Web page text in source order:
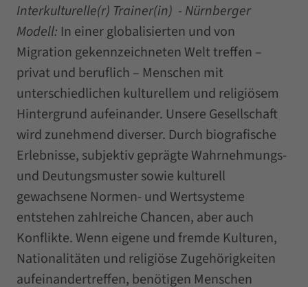
Interkulturelle(r) Trainer(in) - Nürnberger
Modell: In einer globalisierten und von
Migration gekennzeichneten Welt treffen –
privat und beruflich – Menschen mit
unterschiedlichen kulturellem und religiösem
Hintergrund aufeinander. Unsere Gesellschaft
wird zunehmend diverser. Durch biografische
Erlebnisse, subjektiv geprägte Wahrnehmungs-
und Deutungsmuster sowie kulturell
gewachsene Normen- und Wertsysteme
entstehen zahlreiche Chancen, aber auch
Konflikte. Wenn eigene und fremde Kulturen,
Nationalitäten und religiöse Zugehörigkeiten
aufeinandertreffen, benötigen Menschen